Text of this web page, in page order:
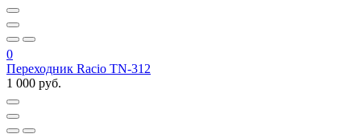
0
Переходник Racio TN-312
1 000 руб.